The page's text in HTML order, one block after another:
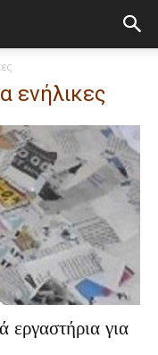
ενήλικες
εργαστήρια για